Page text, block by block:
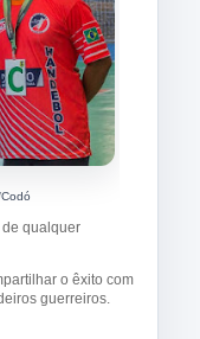
qualquer
o êxito com
guerreiros.